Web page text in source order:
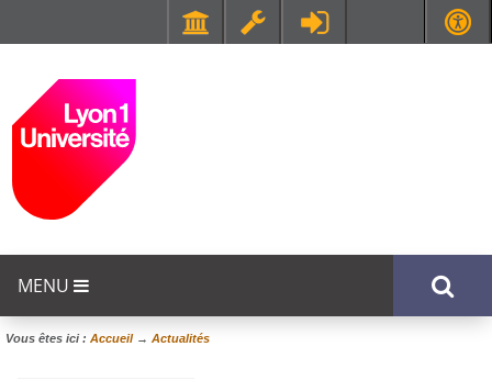
MENU
Vous êtes ici : Accueil→ Actualités